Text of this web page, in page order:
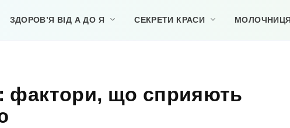
ЗДОРОВ’Я ВІД А ДО Я СЕКРЕТИ КРАСИ МОЛОЧНИЦЯ
фактори, що сприяють